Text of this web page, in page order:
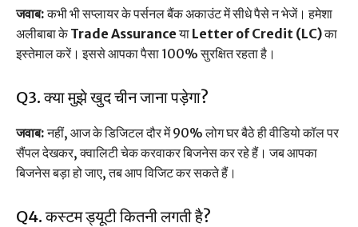
जवाब:कभी भी सप्लायर के पर्सनल बैंक अकाउंट में सीधे पैसे न भेजें। हमेशा
अलीबाबा केTrade Assuranceया Letter of Credit (LC)का
इस्तेमाल करें। इससे आपका पैसा 100% सुरक्षित रहता है।
Q3. क्या मुझे खुद चीन जाना पड़ेगा?
जवाब:नहीं, आज के डिजिटल दौर में 90% लोग घर बैठे ही वीडियो कॉल पर
सैंपल देखकर, क्वालिटी चेक करवाकर बिजनेस कर रहे हैं। जब आपका
बिजनेस बड़ा हो जाए, तब आप विजिट कर सकते हैं।
Q4. कस्टम ड्यूटी कितनी लगती है?